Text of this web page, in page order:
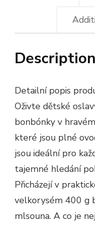
Description
Detailní popis
Oživte dětské
bonbónky v
které jsou plné
jsou ideální pro
tajemné hledání
Přicházejí v
velkorysém 400 g
mlsouna. A co je